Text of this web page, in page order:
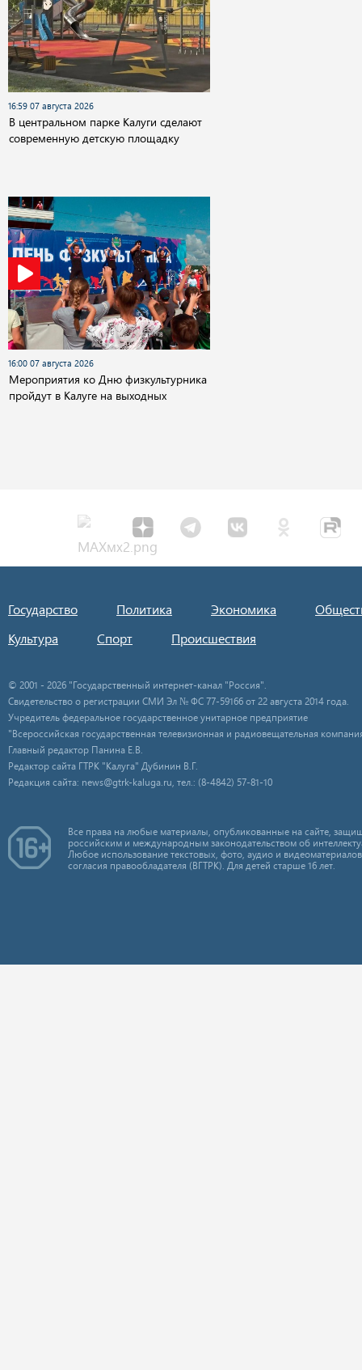
16:59 07 августа 2026
В центральном парке Калуги сделают
современную детскую площадку
16:00 07 августа 2026
Мероприятия ко Дню физкультурника
пройдут в Калуге на выходных
Государство Политика Экономика
Культура
Спорт Происшествия
© 2001 - 2026 "Государственный интернет-канал "Россия".
Свидетельство о регистрации СМИ Эл № ФС 77-59166 от 22 августа 2014 года.
Учредитель федеральное государственное унитарное предприятие
"Всероссийская государственная телевизионная и радиовещательная
Главный редактор Панина Е.В.
Редактор сайта ГТРК "Калуга" Дубинин В.Г.
Редакция сайта: news@gtrk-kaluga.ru, тел.: (8-4842) 57-81-10
Все права на любые материалы, опубликованные на сайте,
российским и международным законодательством об
Любое использование текстовых, фото, аудио и
согласия правообладателя (ВГТРК). Для детей старше 16 лет.